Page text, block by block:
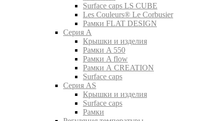
Surface caps LS CUBE
Les Couleurs® Le Corbusier
Рамки FLAT DESIGN
Серия A
Крышки и изделия
Рамки A 550
Рамки A flow
Рамки A CREATION
Surface caps
Серия AS
Крышки и изделия
Surface caps
Рамки